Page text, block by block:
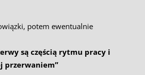
potem ewentualnie
są częścią rytmu pracy i
przerwaniem”